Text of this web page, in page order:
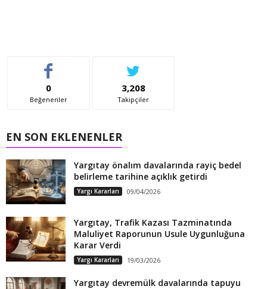
0
Beğenenler
3,208
Takipçiler
EN SON EKLENENLER
Yargıtay önalım davalarında rayiç bedel
belirleme tarihine açıklık getirdi
Yargı Kararları 09/04/2026
Yargıtay, Trafik Kazası Tazminatında
Maluliyet Raporunun Usule Uygunluğuna
Karar Verdi
Yargı Kararları 19/03/2026
Yargıtay devremülk davalarında tapuyu